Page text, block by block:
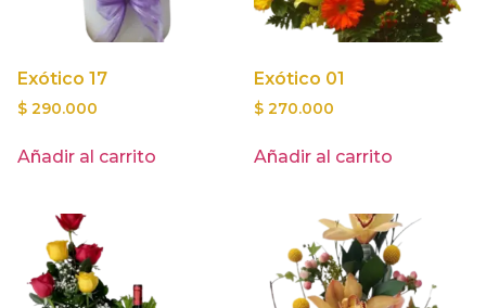
Exótico 17
$ 290.000
Añadir al carrito
Exótico 01
$ 270.000
Añadir al carrito